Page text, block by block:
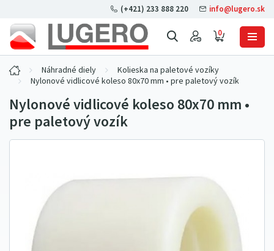
0
(+421) 233 888 220 info@lugero.sk
Náhradné diely
Kolieska na paletové vozíky
Nylonové vidlicové koleso 80x70 mm • pre paletový vozík
Nylonové vidlicové koleso 80x70 mm •
pre paletový vozík